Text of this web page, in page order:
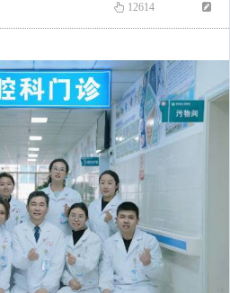
化内科专科联盟成为联盟成员单位。规模布
中心”格局：消化内科重症监护室（GICU）、
治工作，配有奥林巴斯170及富士VP-7000电…
12614